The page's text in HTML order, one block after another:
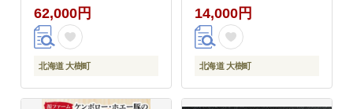
62,000円
北海道 大樹町
14,000円
北海道 大樹町